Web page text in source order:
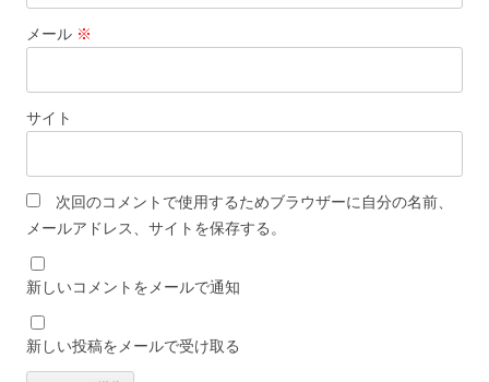
メール ※
サイト
次回のコメントで使用するためブラウザーに自分の名前、
メールアドレス、サイトを保存する。
新しいコメントをメールで通知
新しい投稿をメールで受け取る